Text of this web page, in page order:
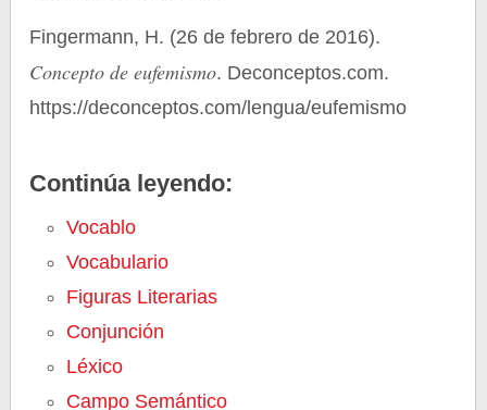
Fingermann, H. (26 de febrero de 2016).
Concepto de eufemismo. Deconceptos.com.
https://deconceptos.com/lengua/eufemismo
Continúa leyendo:
Vocablo
Vocabulario
Figuras Literarias
Conjunción
Léxico
Campo Semántico